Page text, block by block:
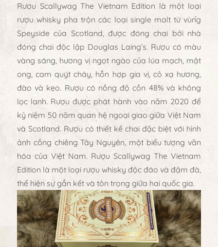
Rượu Scallywag The Vietnam Edition là một loại
rượu whisky pha trộn các loại single malt từ vùng
Speyside của Scotland, được đóng chai bởi nhà
đóng chai độc lập Douglas Laing’s. Rượu có màu
vàng sáng, hương vị ngọt ngào của lúa mạch, mật
ong, cam quýt cháy, hỗn hợp gia vị, cỏ xạ hương,
đào và kẹo. Rượu có nồng độ cồn 48% và không
lọc lạnh. Rượu được phát hành vào năm 2020 để
kỷ niệm 50 năm quan hệ ngoại giao giữa Việt Nam
và Scotland. Rượu có thiết kế chai đặc biệt với hình
ảnh cồng chiêng Tây Nguyên, một biểu tượng văn
hóa của Việt Nam. Rượu Scallywag The Vietnam
Edition là một loại rượu whisky độc đáo và đậm đà,
thể hiện sự gắn kết và tôn trọng giữa hai quốc gia.